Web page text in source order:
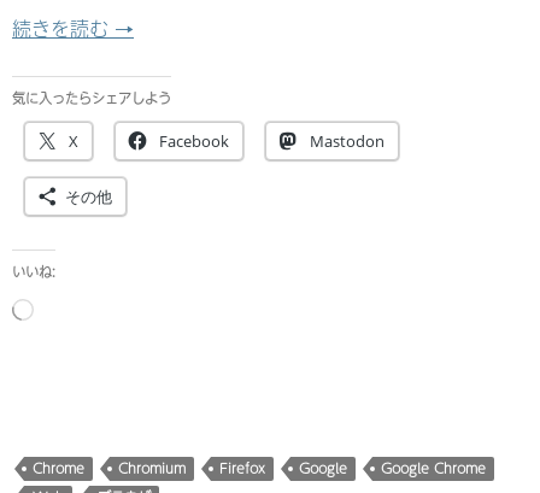
続きを読む Adblock系Extensions,Add-Onが乗っ取られた
→
気に入ったらシェアしよう
X Facebook Mastodon
その他
いいね:
読
Chrome Chromium Firefox Google
Google Chrome